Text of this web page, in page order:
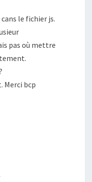
le fichier js.
pas où mettre
Merci bcp